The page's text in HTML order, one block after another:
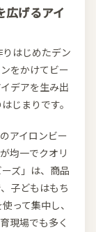
広げるアイ
はじめたデン
をかけてビー
デアを生み出
じまりです。
アイロンビー
均一でクオリ
ズ」は、商品
子どもはもち
って集中し、
現場でも多く